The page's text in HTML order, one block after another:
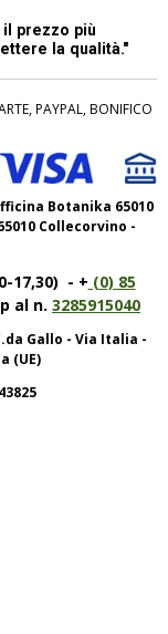
prezzo più
la qualità."
PAYPAL, BONIFICO
Botanika 65010
65010 Collecorvino -
17,30) - + (0) 85
al n. 3285915040
Gallo - Via Italia -
(UE)